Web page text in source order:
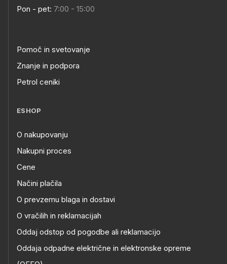
Pon - pet: 7:00 - 15:00
Pomoč in svetovanje
Znanje in podpora
Petrol ceniki
ESHOP
O nakupovanju
Nakupni proces
Cene
Načini plačila
O prevzemu blaga in dostavi
O vračilih in reklamacijah
Oddaj odstop od pogodbe ali reklamacijo
Oddaja odpadne električne in elektronske opreme